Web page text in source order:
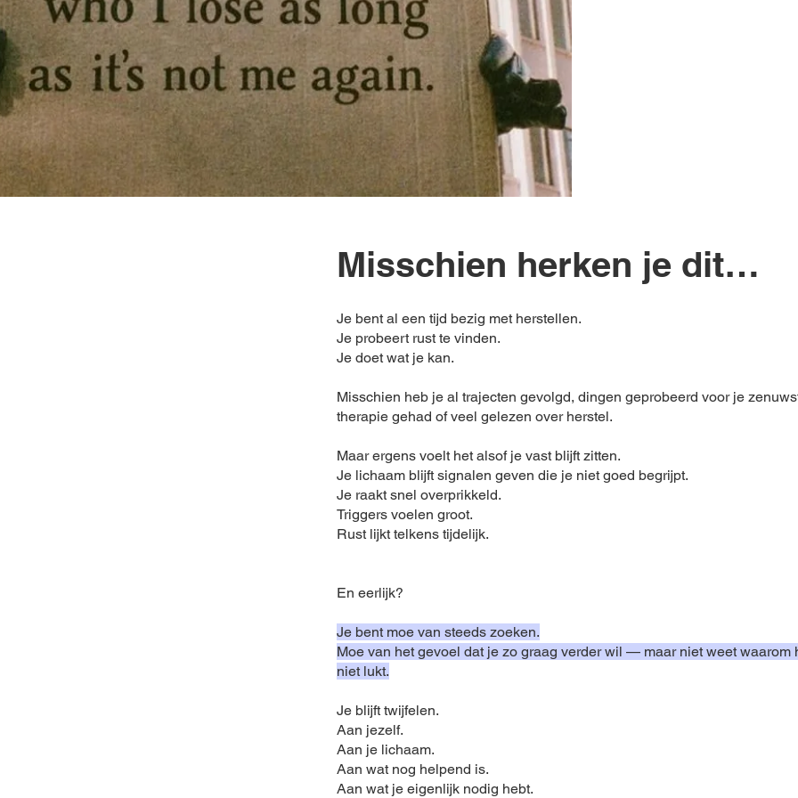
Misschien herken je dit…
Je bent al een tijd bezig met herstellen.
Je probeert rust te vinden.
Je doet wat je kan.
Misschien heb je al trajecten gevolgd, dingen geprobeerd voor je
therapie gehad of veel gelezen over herstel.
Maar ergens voelt het alsof je vast blijft zitten.
Je lichaam blijft signalen geven die je niet goed begrijpt.
Je raakt snel overprikkeld.
Triggers voelen groot.
Rust lijkt telkens tijdelijk.
En eerlijk?
Je bent moe van steeds zoeken.
Moe van het gevoel dat je zo graag verder wil — maar niet weet waarom
niet lukt.
Je blijft twijfelen.
Aan jezelf.
Aan je lichaam.
Aan wat nog helpend is.
Aan wat je eigenlijk nodig hebt.